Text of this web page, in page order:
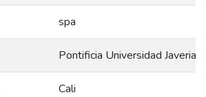
spa
Pontificia Universidad
Cali